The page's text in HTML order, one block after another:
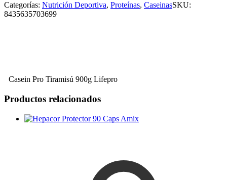
Categorías: Nutrición Deportiva, Proteínas, CaseinasSKU:
8435635703699
Casein Pro Tiramisú 900g Lifepro
Productos relacionados